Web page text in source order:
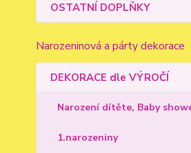
OSTATNÍ DOPLŇKY
Narozeninová a párty dekorace
DEKORACE dle VÝROČÍ
Narození dítěte, Baby
1.narozeniny